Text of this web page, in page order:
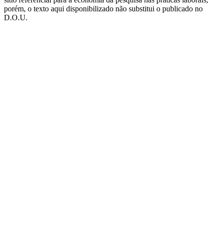
porém, o texto aqui disponibilizado não substitui o publicado no
D.O.U.